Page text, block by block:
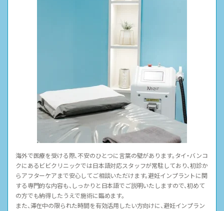
海外で医療を受ける際、不安のひとつに言葉の壁があります。タイ・バンコ
クにあるビビクリニックでは日本語対応スタッフが常駐しており、初診か
らアフターケアまで安心してご相談いただけます。避妊インプラントに関
する専門的な内容も、しっかりと日本語でご説明いたしますので、初めて
の方でも納得したうえで施術に臨めます。
また、滞在中の限られた時間を有効活用したい方向けに、避妊インプラン